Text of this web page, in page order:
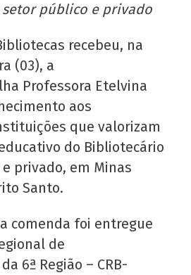
público e privado
recebeu, na
(03), a
Professora Etelvina
aos
que valorizam
do Bibliotecário
privado, em Minas
Santo.
comenda foi entregue
de
6ª Região – CRB-